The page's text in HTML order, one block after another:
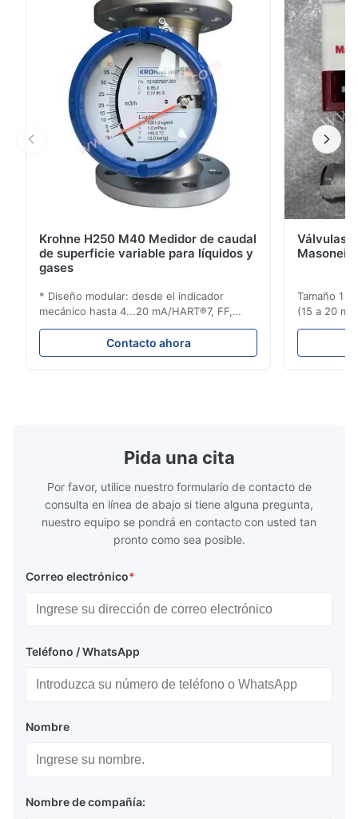
Krohne H250 M40 Medidor de caudal
de superficie variable para líquidos y
gases
* Diseño modular: desde el indicador
mecánico hasta 4...20 mA/HART®7, FF,
Profibus-PA y totalizador * Cualquier
posición de instalación: vertical, horizontal
o en tuberías descendentes * Flange:
Contacto ahora
Válvulas
Tamaño 1
(15 a 20
ensayo de
Pida una cita
Por favor, utilice nuestro formulario de contacto de
consulta en línea de abajo si tiene alguna pregunta,
nuestro equipo se pondrá en contacto con usted tan
pronto como sea posible.
Correo electrónico*
Teléfono / WhatsApp
Nombre
Nombre de compañía: